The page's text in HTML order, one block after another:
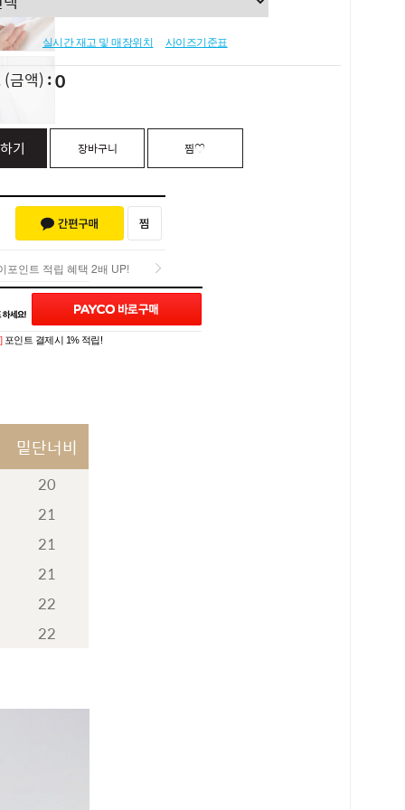
실시간 재고 및 매장위치 사이즈기준표
(금액) 0
기 장바구니 찜♡
포인트 적립 혜택 2배 UP!
포인트 적립 혜택 2배 UP!
포인트 결제시 1% 적립!
(0)
밑단너비
20
21
21
21
22
22